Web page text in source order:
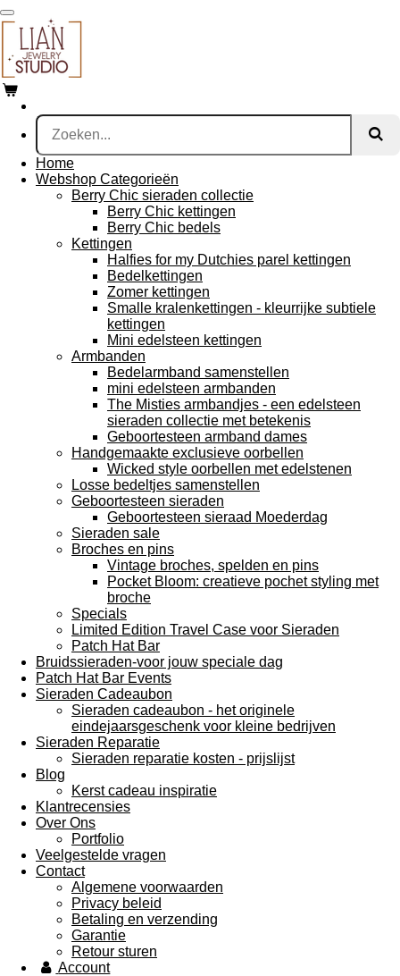
Ga
direct
naar
de
hoofdinhoud
Home
Webshop Categorieën
Berry Chic sieraden collectie
Berry Chic kettingen
Berry Chic bedels
Kettingen
Halfies for my Dutchies parel kettingen
Bedelkettingen
Zomer kettingen
Smalle kralenkettingen - kleurrijke subtiele
kettingen
Mini edelsteen kettingen
Armbanden
Bedelarmband samenstellen
mini edelsteen armbanden
The Misties armbandjes - een edelsteen
sieraden collectie met betekenis
Geboortesteen armband dames
Handgemaakte exclusieve oorbellen
Wicked style oorbellen met edelstenen
Losse bedeltjes samenstellen
Geboortesteen sieraden
Geboortesteen sieraad Moederdag
Sieraden sale
Broches en pins
Vintage broches, spelden en pins
Pocket Bloom: creatieve pochet styling met
broche
Specials
Limited Edition Travel Case voor Sieraden
Patch Hat Bar
Bruidssieraden-voor jouw speciale dag
Patch Hat Bar Events
Sieraden Cadeaubon
Sieraden cadeaubon - het originele
eindejaarsgeschenk voor kleine bedrijven
Sieraden Reparatie
Sieraden reparatie kosten - prijslijst
Blog
Kerst cadeau inspiratie
Klantrecensies
Over Ons
Portfolio
Veelgestelde vragen
Contact
Algemene voorwaarden
Privacy beleid
Betaling en verzending
Garantie
Retour sturen
Account